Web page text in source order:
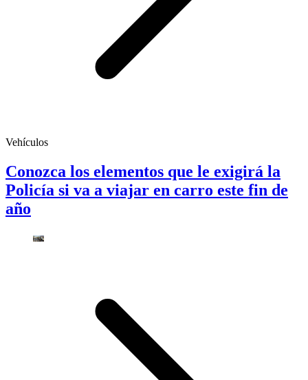
Vehículos
Conozca los elementos que le exigirá la
Policía si va a viajar en carro este fin de
año